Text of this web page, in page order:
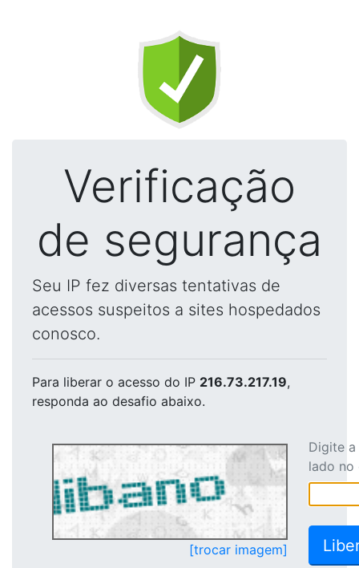
Verificação
de segurança
Seu IP fez diversas tentativas de
acessos suspeitos a sites hospedados
conosco.
Para liberar o acesso do IP 216.73.217.19,
responda ao desafio abaixo.
[trocar imagem]
Digite
lado no